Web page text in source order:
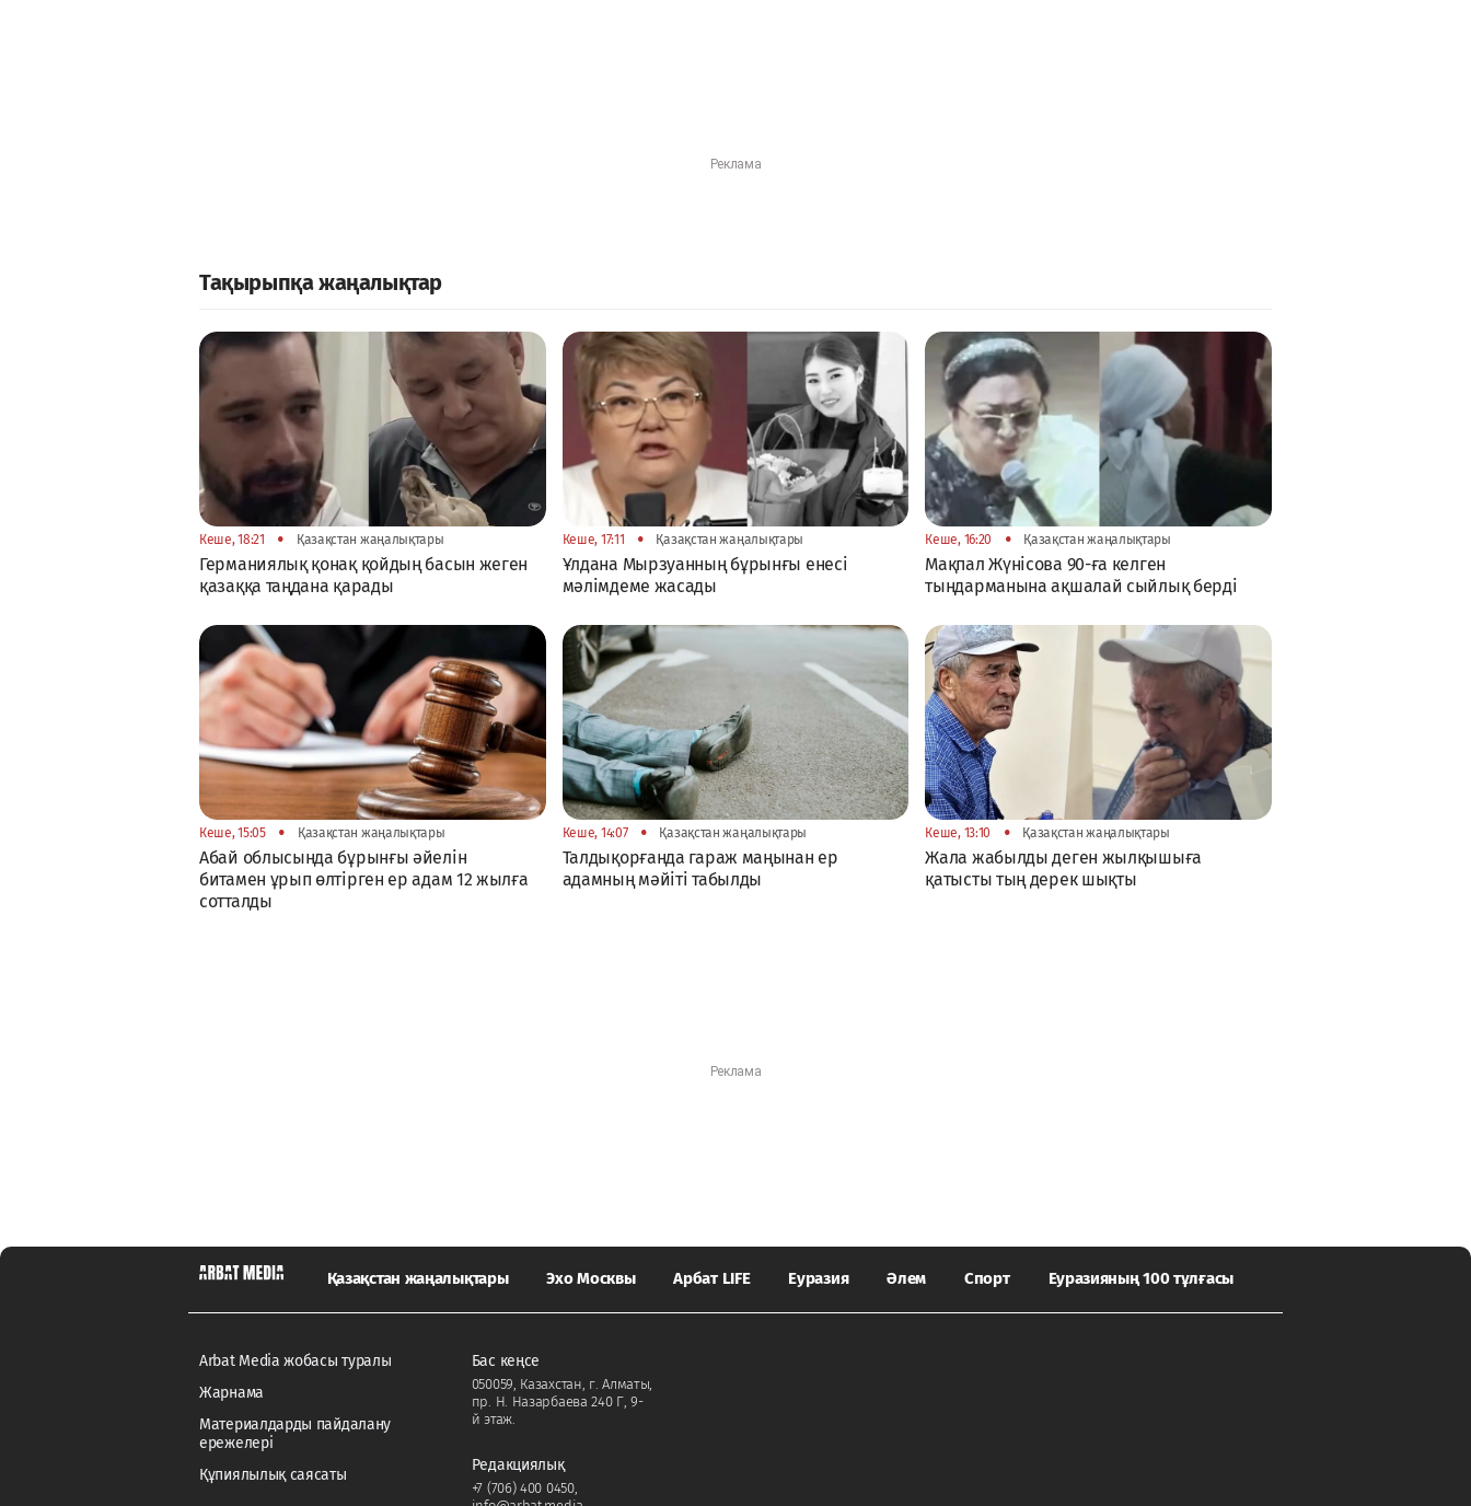
Тақырыпқа жаңалықтар
Кеше, 18:21 • Қазақстан жаңалықтары
Германиялық қонақ қойдың басын жеген
қазаққа таңдана қарады
Кеше, 17:11 • Қазақстан жаңалықтары
Ұлдана Мырзуанның бұрынғы енесі
мәлімдеме жасады
Кеше, 16:20 • Қазақстан жаңалықтары
Мақпал Жүнісова 90-ға келген
тыңдарманына ақшалай сыйлық берді
Кеше, 15:05 • Қазақстан жаңалықтары
Абай облысында бұрынғы әйелін
битамен ұрып өлтірген ер адам 12 жылға
сотталды
Кеше, 14:07 • Қазақстан жаңалықтары
Талдықорғанда гараж маңынан ер
адамның мәйіті табылды
Кеше, 13:10 • Қазақстан жаңалықтары
Жала жабылды деген жылқышыға
қатысты тың дерек шықты
Қазақстан жаңалықтары Эхо Москвы Арбат LIFE Еуразия Әлем Спорт Еуразияның 100 тұлғасы
Arbat Media жобасы туралы
Жарнама
Материалдарды пайдалану
ережелері
Құпиялылық саясаты
Бас кеңсе
050059, Казахстан, г. Алматы,
пр. Н. Назарбаева 240 Г, 9-
й этаж.
Редакциялық
+7 (706) 400 0450,